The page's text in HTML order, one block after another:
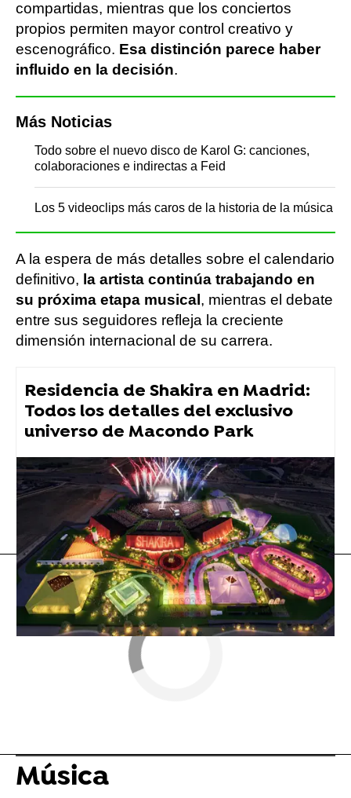
compartidas, mientras que los conciertos
propios permiten mayor control creativo y
escenográfico. Esa distinción parece haber
influido en la decisión.
Más Noticias
Todo sobre el nuevo disco de Karol G: canciones,
colaboraciones e indirectas a Feid
Los 5 videoclips más caros de la historia de la música
A la espera de más detalles sobre el calendario
definitivo, la artista continúa trabajando en
su próxima etapa musical , mientras el debate
entre sus seguidores refleja la creciente
dimensión internacional de su carrera.
Residencia de Shakira en Madrid:
Todos los detalles del exclusivo
universo de Macondo Park
Aitana
Flooxer Now » Música
Música